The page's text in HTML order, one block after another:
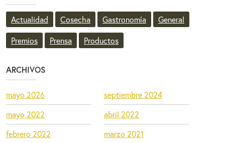
Actualidad Cosecha Gastronomía
General
Premios
Prensa Productos
ARCHIVOS
mayo 2026
septiembre 2024
mayo 2022
abril 2022
febrero 2022
marzo 2021